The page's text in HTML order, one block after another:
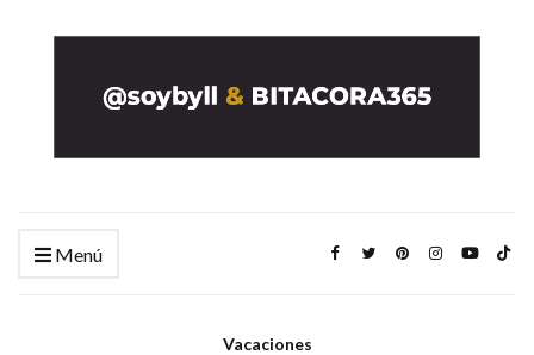
Menú
Vacaciones